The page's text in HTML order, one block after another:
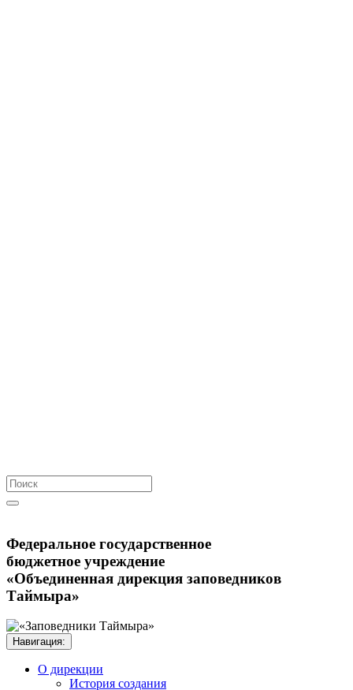
Федеральное государственное
бюджетное учреждение
«Объединенная дирекция заповедников
Таймыра»
Навигация: